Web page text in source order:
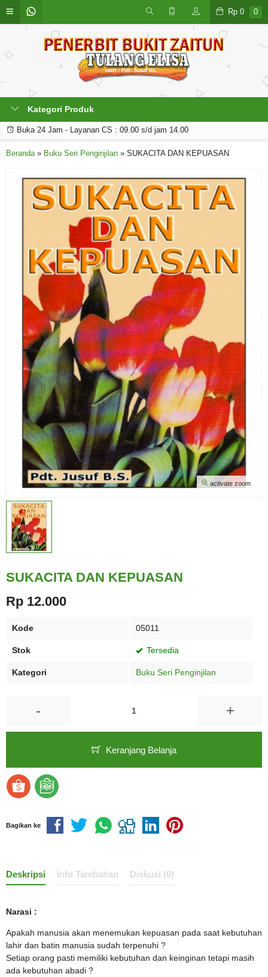
Rp 0 0
Kategori Produk
Buka 24 Jam - Layanan CS : 09.00 s/d jam 14.00
Beranda» Buku Seri Penginjilan » SUKACITA DAN KEPUASAN
activate zoom
SUKACITA DAN KEPUASAN
Rp 12.000
Kode 05011
Stok Tersedia
Kategori Buku Seri Penginjilan
- +
Keranjang Belanja
Bagikan ke
Deskripsi Info Tambahan Diskusi (0)
Narasi :
Apakah manusia akan menemukan kepuasan pada saat kebutuhan
lahir dan batin manusia sudah terpenuhi ?
Setiap orang pasti memiliki kebutuhan dan keinginan tetapi masih
ada kebutuhan abadi ?